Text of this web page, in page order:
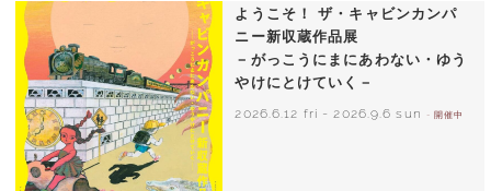
ようこそ！ ザ・キャビンカンパ
ニー新収蔵作品展
－がっこうにまにあわない・ゆう
やけにとけていく－
2026.6.12 fri -2026.9.6 sun - 開催中